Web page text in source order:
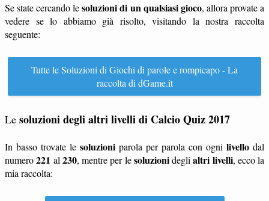
Se state cercando lesoluzioni di un qualsiasi gioco, allora provate a
vedere se lo abbiamo già risolto, visitando la nostra raccolta
seguente:
Tutte le Soluzioni di Giochi di parole e rompicapo - La
raccolta di dGame.it
Le soluzioni degli altri livelli di Calcio Quiz 2017
In basso trovate le soluzioni parola per parola con ogni livello dal
numero221 al 230, mentre per lesoluzionideglialtri livelli, ecco la
mia raccolta: